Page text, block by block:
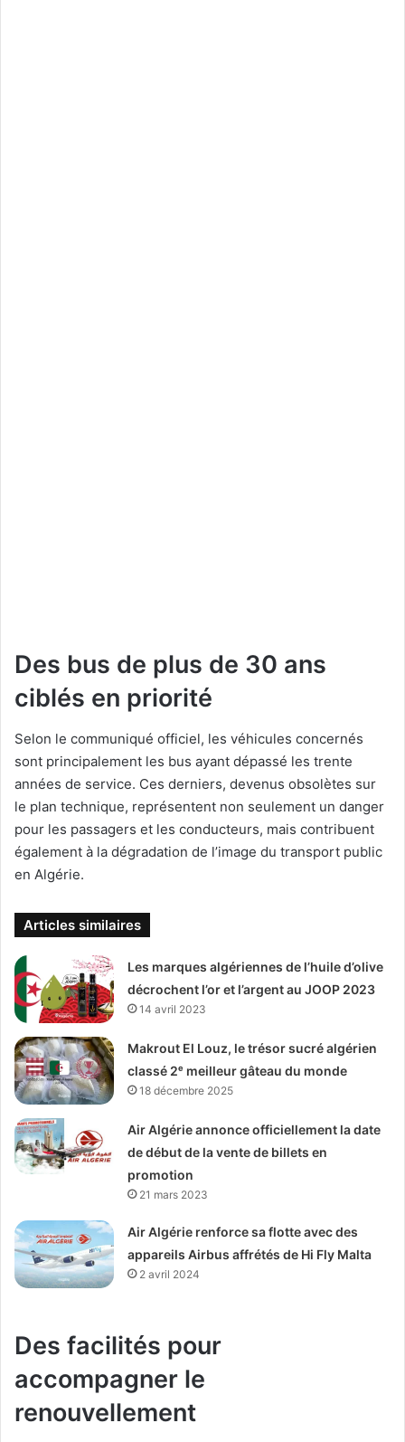
Des bus de plus de 30 ans
ciblés en priorité
Selon le communiqué officiel, les véhicules concernés
sont principalement les bus ayant dépassé les trente
années de service. Ces derniers, devenus obsolètes sur
le plan technique, représentent non seulement un danger
pour les passagers et les conducteurs, mais contribuent
également à la dégradation de l’image du transport public
en Algérie.
Articles similaires
Les marques algériennes de l’huile d’olive
décrochent l’or et l’argent au JOOP 2023
14 avril 2023
Makrout El Louz, le trésor sucré algérien
classé 2ᵉ meilleur gâteau du monde
18 décembre 2025
Air Algérie annonce officiellement la date
de début de la vente de billets en
promotion
21 mars 2023
Air Algérie renforce sa flotte avec des
appareils Airbus affrétés de Hi Fly Malta
2 avril 2024
Des facilités pour
accompagner le
renouvellement